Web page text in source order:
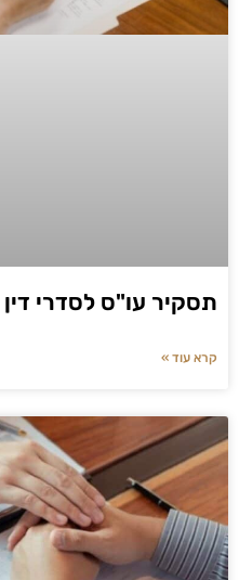
תסקיר עו"ס לסדרי דין
קרא עוד »